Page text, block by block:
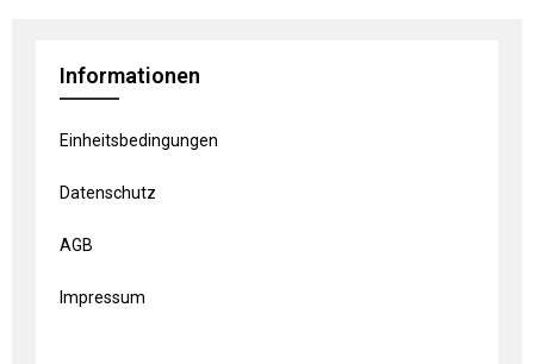
Informationen
Einheitsbedingungen
Datenschutz
AGB
Impressum